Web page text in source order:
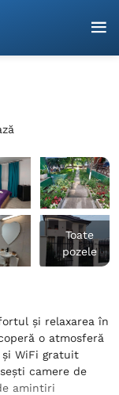
Toate
pozele
și relaxarea în
o atmosferă
WiFi gratuit
camere de
amintiri